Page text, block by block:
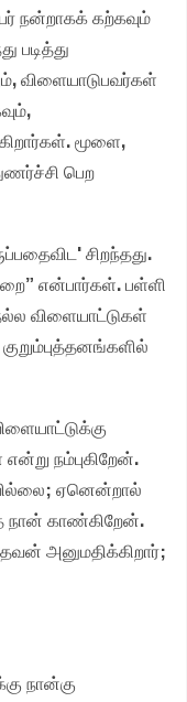
நன்றாகக் கற்கவும்
படித்து
விளையாடுபவர்கள்
மூளை,
பெற
சிறந்தது.
என்பார்கள். பள்ளி
நல்ல விளையாட்டுகள்
நம்புகிறேன்.
ஏனென்றால்
காண்கிறேன்.
அனுமதிக்கிறார்;
நான்கு